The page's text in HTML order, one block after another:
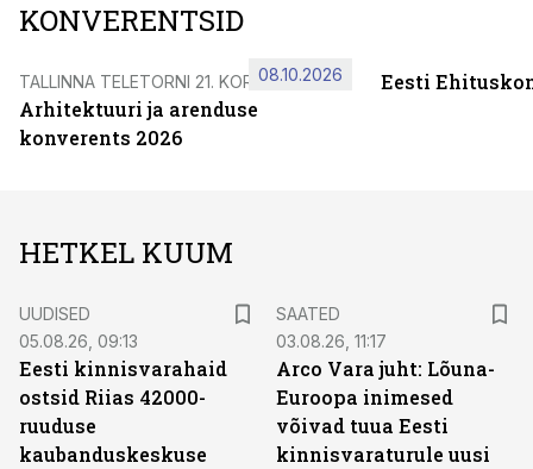
KONVERENTSID
TALLINNA TELETORNI 21. KORRUSEL
Arhitektuuri ja arenduse
konverents 2026
08.10.2026 Eesti
HETKEL KUUM
UUDISED
05.08.26, 09:13
Eesti kinnisvarahaid
ostsid Riias 42000-
ruuduse
kaubanduskeskuse
SAATED
03.08.26, 11:17
Arco Vara juht: Lõuna-
Euroopa inimesed
võivad tuua Eesti
kinnisvaraturule uusi